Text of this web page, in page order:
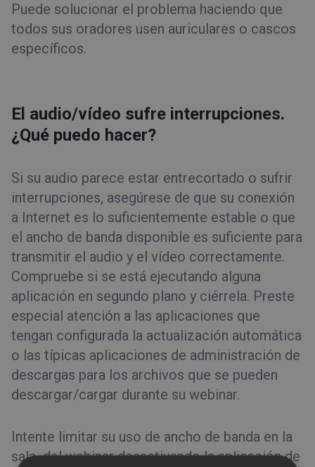
Puede solucionar el problema haciendo que
todos sus oradores usen auriculares o cascos
específicos.
El audio/vídeo sufre interrupciones.
¿Qué puedo hacer?
Si su audio parece estar entrecortado o sufrir
interrupciones, asegúrese de que su conexión
a Internet es lo suficientemente estable o que
el ancho de banda disponible es suficiente para
transmitir el audio y el vídeo correctamente.
Compruebe si se está ejecutando alguna
aplicación en segundo plano y ciérrela. Preste
especial atención a las aplicaciones que
tengan configurada la actualización automática
o las típicas aplicaciones de administración de
descargas para los archivos que se pueden
descargar/cargar durante su webinar.
Intente limitar su uso de ancho de banda en la
sala del webinar desactivando la aplicación de